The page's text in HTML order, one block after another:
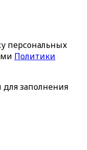
персональных
Политики
заполнения